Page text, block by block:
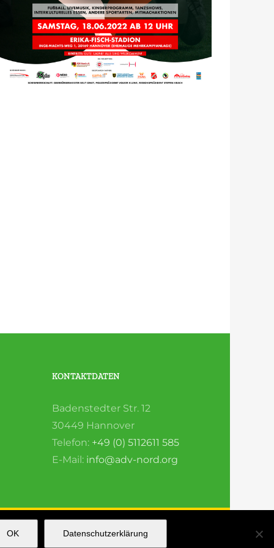
KONTAKTDATEN
Badenstedter Str. 12
30449 Hannover
Telefon: +49 (0) 5112611 585
E-Mail: info@adv-nord.org
OK Datenschutzerklärung